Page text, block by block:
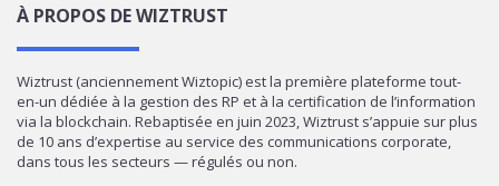
À PROPOS DE WIZTRUST
Wiztrust (anciennement Wiztopic) est la première plateforme tout-
en-un dédiée à la gestion des RP et à la certification de l’information
via la blockchain. Rebaptisée en juin 2023, Wiztrust s’appuie sur plus
de 10 ans d’expertise au service des communications corporate,
dans tous les secteurs — régulés ou non.